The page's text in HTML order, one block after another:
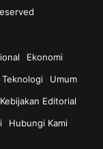
Ekonomi
Teknologi
Umum
Kebijakan Editorial
Hubungi Kami